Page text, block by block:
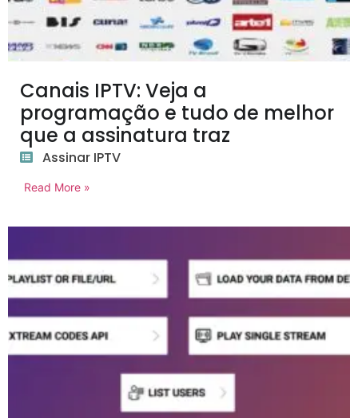
Canais IPTV: Veja a
programação e tudo de melhor
que a assinatura traz
Assinar IPTV
Read More »